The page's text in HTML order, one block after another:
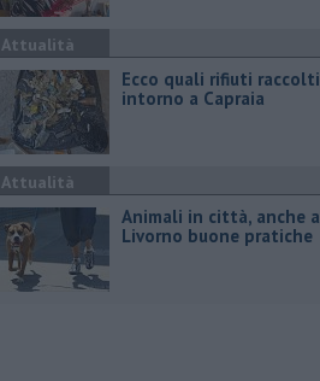
Attualità
Ecco quali rifiuti raccolti
intorno a Capraia
Attualità
Animali in città, anche a
Livorno buone pratiche